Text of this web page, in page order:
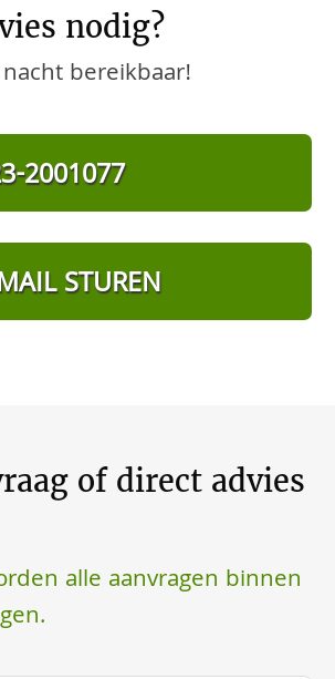
nodig?
bereikbaar!
2001077
STUREN
of direct advies
alle aanvragen binnen